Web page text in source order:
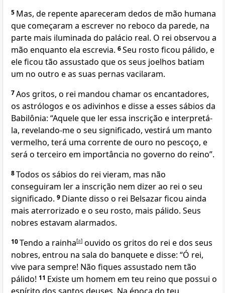
5 Mas, de repente apareceram dedos de mão humana
que começaram a escrever no reboco da parede, na
parte mais iluminada do palácio real. O rei observou a
mão enquanto ela escrevia. 6Seu rosto ficou pálido, e
ele ficou tão assustado que os seus joelhos batiam
um no outro e as suas pernas vacilaram.
7Aos gritos, o rei mandou chamar os encantadores,
os astrólogos e os adivinhos e disse a esses sábios da
Babilônia: “Aquele que ler essa inscrição e interpretá-
la, revelando-me o seu significado, vestirá um manto
vermelho, terá uma corrente de ouro no pescoço, e
será o terceiro em importância no governo do reino”.
8Todos os sábios do rei vieram, mas não
conseguiram ler a inscrição nem dizer ao rei o seu
significado. 9 Diante disso o rei Belsazar ficou ainda
mais aterrorizado e o seu rosto, mais pálido. Seus
nobres estavam alarmados.
10Tendo a rainha[a] ouvido os gritos do rei e dos seus
nobres, entrou na sala do banquete e disse: “Ó rei,
vive para sempre! Não fiques assustado nem tão
pálido! 11 Existe um homem em teu reino que possui o